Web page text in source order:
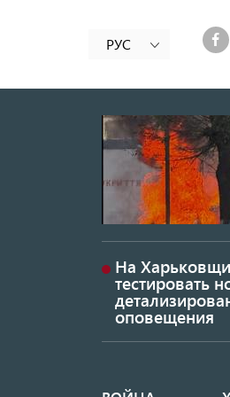
РУС
На
тестировать
оповещения